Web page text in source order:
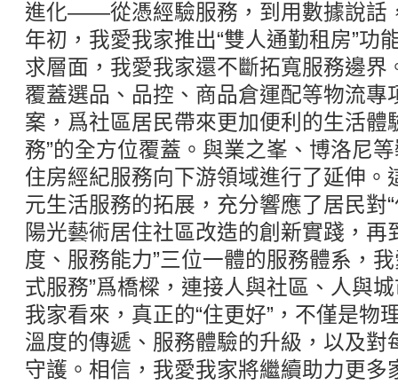
進化——從憑經驗服務，到用數據說話
年初，我愛我家推出“雙人通勤租房”功
求層面，我愛我家還不斷拓寬服務邊界
覆蓋選品、品控、商品倉運配等物流專
案，爲社區居民帶來更加便利的生活體
務”的全方位覆蓋。與業之峯、博洛尼
住房經紀服務向下游領域進行了延伸。
元生活服務的拓展，充分響應了居民對
陽光藝術居住社區改造的創新實踐，再
度、服務能力”三位一體的服務體系，
式服務”爲橋樑，連接人與社區、人與
我家看來，真正的“住更好”，不僅是物
溫度的傳遞、服務體驗的升級，以及對
守護。相信，我愛我家將繼續助力更多